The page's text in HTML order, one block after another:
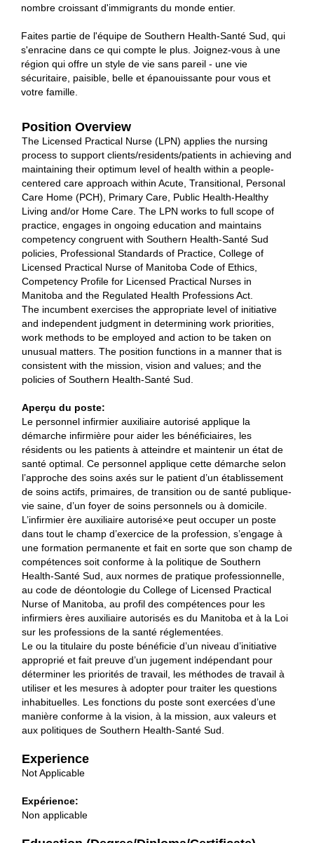
nombre croissant d'immigrants du monde entier.
Faites partie de l'équipe de Southern Health-Santé Sud, qui
s'enracine dans ce qui compte le plus. Joignez-vous à une
région qui offre un style de vie sans pareil - une vie
sécuritaire, paisible, belle et épanouissante pour vous et
votre famille.
Position Overview
The Licensed Practical Nurse (LPN) applies the nursing
process to support clients/residents/patients in achieving and
maintaining their optimum level of health within a people‐
centered care approach within Acute, Transitional, Personal
Care Home (PCH), Primary Care, Public Health‐Healthy
Living and/or Home Care. The LPN works to full scope of
practice, engages in ongoing education and maintains
competency congruent with Southern Health-Santé Sud
policies, Professional Standards of Practice, College of
Licensed Practical Nurse of Manitoba Code of Ethics,
Competency Profile for Licensed Practical Nurses in
Manitoba and the Regulated Health Professions Act.
The incumbent exercises the appropriate level of initiative
and independent judgment in determining work priorities,
work methods to be employed and action to be taken on
unusual matters. The position functions in a manner that is
consistent with the mission, vision and values; and the
policies of Southern Health-Santé Sud.
Aperçu du poste:
Le personnel infirmier auxiliaire autorisé applique la
démarche infirmière pour aider les bénéficiaires, les
résidents ou les patients à atteindre et maintenir un état de
santé optimal. Ce personnel applique cette démarche selon
l’approche des soins axés sur le patient d’un établissement
de soins actifs, primaires, de transition ou de santé publique-
vie saine, d’un foyer de soins personnels ou à domicile.
L’infirmier ère auxiliaire autorisé×e peut occuper un poste
dans tout le champ d’exercice de la profession, s’engage à
une formation permanente et fait en sorte que son champ de
compétences soit conforme à la politique de Southern
Health-Santé Sud, aux normes de pratique professionnelle,
au code de déontologie du College of Licensed Practical
Nurse of Manitoba, au profil des compétences pour les
infirmiers ères auxiliaire autorisés es du Manitoba et à la Loi
sur les professions de la santé réglementées.
Le ou la titulaire du poste bénéficie d’un niveau d’initiative
approprié et fait preuve d’un jugement indépendant pour
déterminer les priorités de travail, les méthodes de travail à
utiliser et les mesures à adopter pour traiter les questions
inhabituelles. Les fonctions du poste sont exercées d’une
manière conforme à la vision, à la mission, aux valeurs et
aux politiques de Southern Health-Santé Sud.
Experience
Not Applicable
Expérience:
Non applicable